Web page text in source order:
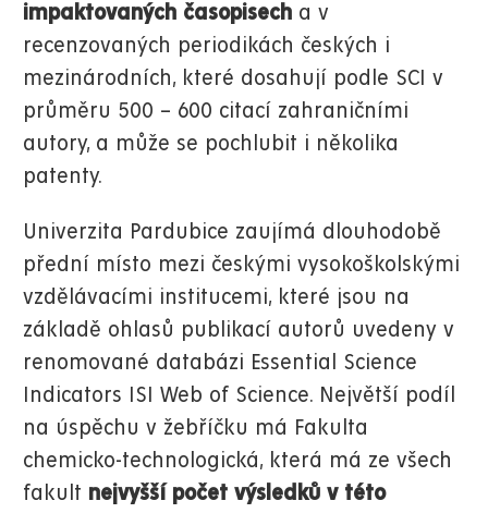
impaktovaných časopisech a v
recenzovaných periodikách českých i
mezinárodních, které dosahují podle SCI v
průměru 500 – 600 citací zahraničními
autory, a může se pochlubit i několika
patenty.
Univerzita Pardubice zaujímá dlouhodobě
přední místo mezi českými vysokoškolskými
vzdělávacími institucemi, které jsou na
základě ohlasů publikací autorů uvedeny v
renomované databázi Essential Science
Indicators ISI Web of Science. Největší podíl
na úspěchu v žebříčku má Fakulta
chemicko-technologická, která má ze všech
fakult nejvyšší počet výsledků v této